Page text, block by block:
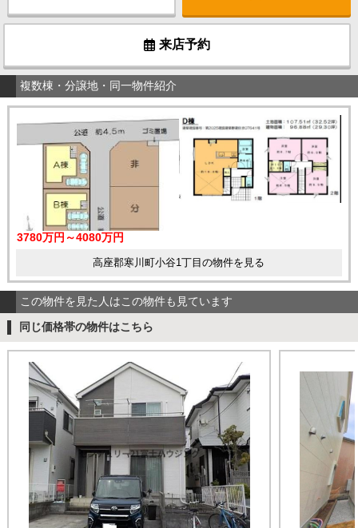
来店予約
複数棟・分譲地・同一物件紹介
3780万円～4080万円
高座郡寒川町小谷1丁目の物件を見る
この物件を見た人はこの物件も見ています
同じ価格帯の物件はこちら